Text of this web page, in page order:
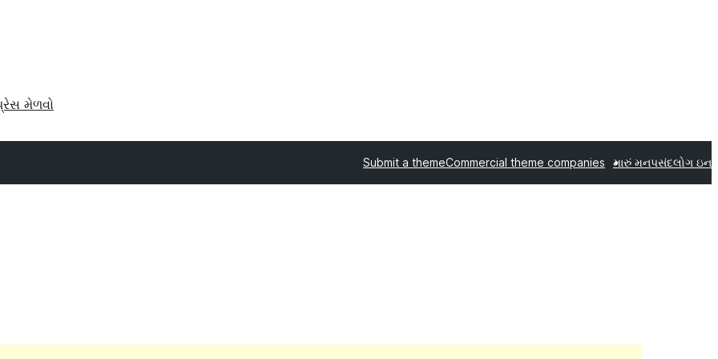
મેળવો
Submit a themeCommercial theme companies મારું મનપસંદલોગ ઇન